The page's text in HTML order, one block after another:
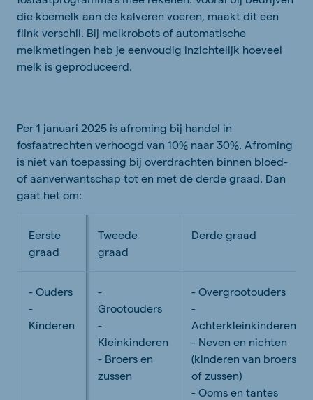
die koemelk aan de kalveren voeren, maakt dit een
flink verschil. Bij melkrobots of automatische
melkmetingen heb je eenvoudig inzichtelijk hoeveel
melk is geproduceerd.
Per 1 januari 2025 is afroming bij handel in
fosfaatrechten verhoogd van 10% naar 30%. Afroming
is niet van toepassing bij overdrachten binnen bloed-
of aanverwantschap tot en met de derde graad. Dan
gaat het om:
Eerste
graad
Tweede
graad
Derde graad
- Ouders
-
Kinderen
-
Grootouders
-
Kleinkinderen
- Broers en
zussen
- Overgrootouders
-
Achterkleinkinderen
- Neven en nichten
(kinderen van broers
of zussen)
- Ooms en tantes